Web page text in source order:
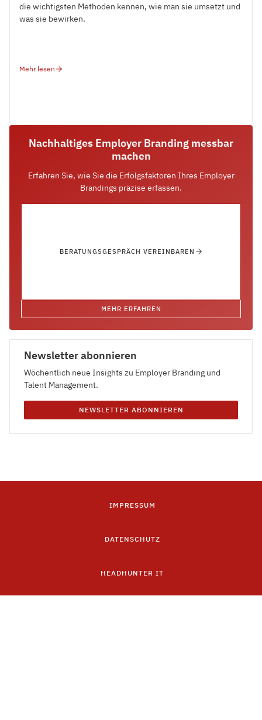
die wichtigsten Methoden kennen, wie man sie umsetzt und
was sie bewirken.
Mehr lesen
Nachhaltiges Employer Branding messbar
machen
Erfahren Sie, wie Sie die Erfolgsfaktoren Ihres Employer
Brandings präzise erfassen.
BERATUNGSGESPRÄCH VEREINBAREN
MEHR ERFAHREN
Newsletter abonnieren
Wöchentlich neue Insights zu Employer Branding und
Talent Management.
NEWSLETTER ABONNIEREN
IMPRESSUM
DATENSCHUTZ
HEADHUNTER IT